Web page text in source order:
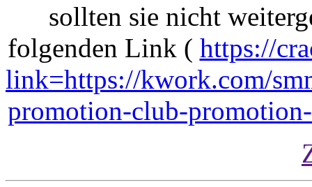
sollten sie nicht
folgenden Link ( https://
link=https://kwork.com/
promotion-club-